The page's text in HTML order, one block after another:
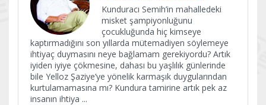
Kunduracı Semih’in mahalledeki
misket şampiyonluğunu
çocukluğunda hiç kimseye
kaptırmadığını son yıllarda mütemadiyen söylemeye
ihtiyaç duymasını neye bağlamam gerekiyordu? Artık
iyiden iyiye çökmesine, dahası bu yaşlılık günlerinde
bile Yelloz Şaziye’ye yönelik karmaşık duygularından
kurtulamamasına mı? Kundura tamirine artık pek az
insanın ihtiya ...